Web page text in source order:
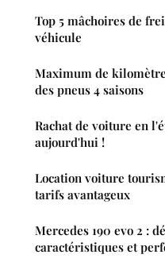
Top 5 mâchoires de
véhicule
Maximum de
des pneus 4 saisons
Rachat de voiture en
aujourd'hui !
Location voiture
tarifs avantageux
Mercedes 190 evo 2 :
caractéristiques et